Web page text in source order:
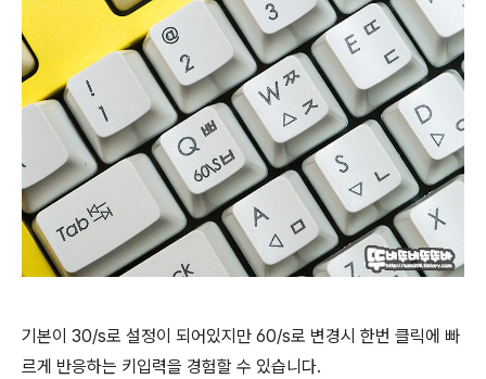
기본이 30/s로 설정이 되어있지만 60/s로 변경시 한번 클릭에 빠
르게 반응하는 키입력을 경험할 수 있습니다.